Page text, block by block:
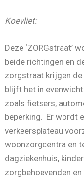
Koevliet:
Deze ‘ZORGstraat’
beide richtingen en
zorgstraat krijgen
blijft het in
zoals fietsers,
beperking. Er wordt
verkeersplateau
woonzorgcentra en
dagziekenhuis,
zorgbehoevenden